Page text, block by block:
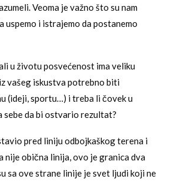
Veoma je važno što su nam
uspemo i istrajemo da postanemo
u životu posvećenost ima veliku
vašeg iskustva potrebno biti
(ideji, sportu…) i treba li čovek u
sebe da bi ostvario rezultat?
pred liniju odbojkaškog terena i
nije obična linija, ovo je granica dva
sa ove strane linije je svet ljudi koji ne